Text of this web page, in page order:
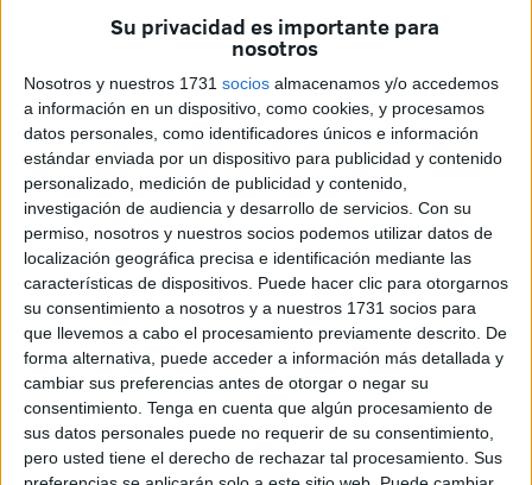
Su privacidad es importante para
nosotros
Nosotros y nuestros 1731 socios almacenamos y/o accedemos
a información en un dispositivo, como cookies, y procesamos
datos personales, como identificadores únicos e información
estándar enviada por un dispositivo para publicidad y contenido
personalizado, medición de publicidad y contenido,
investigación de audiencia y desarrollo de servicios. Con su
permiso, nosotros y nuestros socios podemos utilizar datos de
localización geográfica precisa e identificación mediante las
características de dispositivos. Puede hacer clic para otorgarnos
su consentimiento a nosotros y a nuestros 1731 socios para
que llevemos a cabo el procesamiento previamente descrito. De
forma alternativa, puede acceder a información más detallada y
cambiar sus preferencias antes de otorgar o negar su
consentimiento. Tenga en cuenta que algún procesamiento de
sus datos personales puede no requerir de su consentimiento,
pero usted tiene el derecho de rechazar tal procesamiento. Sus
Imágenes cedidas
El amor la llevó a cruzar el Océano Atlántico e instalarse
en Uruguay, donde vive desde hace 13 años y siete
meses. Así, dejo atrás su ciudad natal, Ceuta, aunque la
tiene en su corazón y la visita cada vez que puede.
Conoció a su pareja en un foro de jardineríay, a día de
hoy, las flores siguen rodeando su vida y llenándola de luz
y color.
En Uruguay abrió un vivero de plantas de exterior, aunque
más tarde la convirtió en establecimiento también. Bajo el
nombre ‘La Española’, ya que era como la conocían,